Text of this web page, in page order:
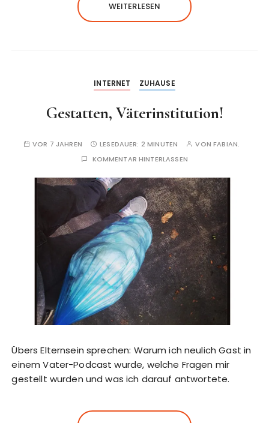
WEITERLESEN
INTERNET ZUHAUSE
Gestatten, Väterinstitution!
VOR 7 JAHREN LESEDAUER: 2 MINUTEN VONFABIAN.
KOMMENTAR HINTERLASSEN
Übers Elternsein sprechen: Warum ich neulich Gast in
einem Vater-Podcast wurde, welche Fragen mir
gestellt wurden und was ich darauf antwortete.